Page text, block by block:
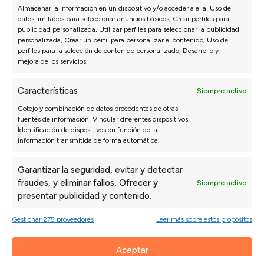
Almacenar la información en un dispositivo y/o acceder a ella, Uso de
datos limitados para seleccionar anuncios básicos, Crear perfiles para
publicidad personalizada, Utilizar perfiles para seleccionar la publicidad
personalizada, Crear un perfil para personalizar el contenido, Uso de
perfiles para la selección de contenido personalizado, Desarrollo y
mejora de los servicios.
Características Siempre activo
Cotejo y combinación de datos procedentes de otras
fuentes de información, Vincular diferentes dispositivos,
Identificación de dispositivos en función de la
información transmitida de forma automática.
Garantizar la seguridad, evitar y detectar
fraudes, y eliminar fallos, Ofrecer y
presentar publicidad y contenido.
Siempre activo
Gestionar 275 proveedores Leer más sobre estos propósitos
Aceptar
SOFÁS
Sofás 3 Plazas a Medida
Sofás Chaise Longue
Sofás Modulares
Sillones
Sofás Rinconera
Sofás Hostelería
Configurador de sofás
DORMITORIO
Packs ahorro
Colchones
Canapés y Somieres
Mesitas de noche
MUEBLE HOGAR
Mesas de comedor
Mesas de centro
Sillas
Decoración
PRODUCTOS PARA
SOFÁS
Telas por metros
Cojines
Patas para sofás
Productos de limpieza